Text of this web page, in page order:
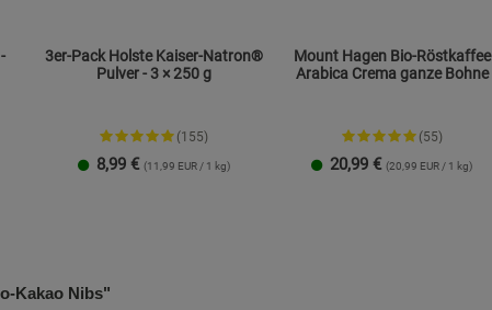
3er-Pack Holste Kaiser-Natron®
Pulver - 3 × 250 g
(155)
8,99 € (11,99 EUR / 1 kg)
Mount Hagen Bio-Röstkaffee
Arabica Crema ganze Bohne
(55)
20,99 € (20,99 EUR / 1 kg)
Kakao Nibs"